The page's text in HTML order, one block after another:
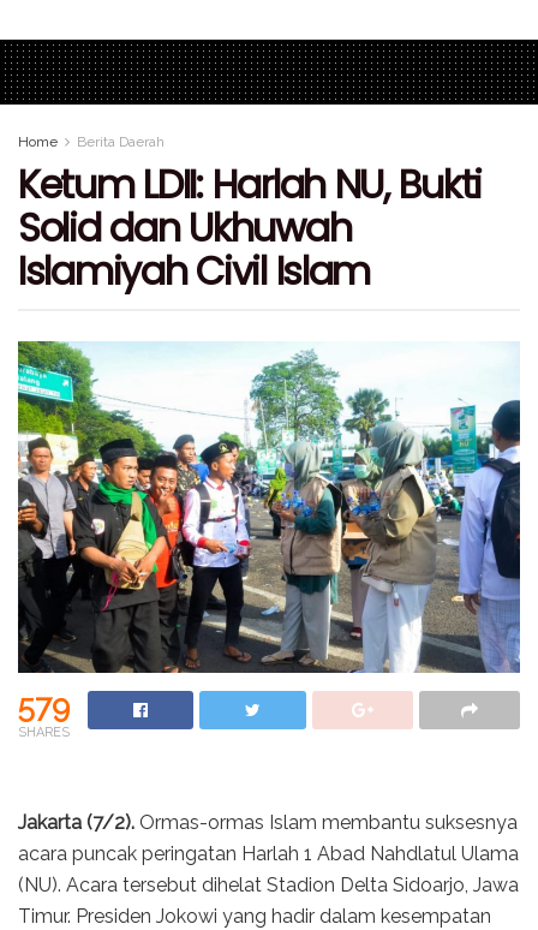
Home Berita Daerah
Ketum LDII: Harlah NU, Bukti
Solid dan Ukhuwah
Islamiyah Civil Islam
579
SHARES
Jakarta (7/2). Ormas-ormas Islam membantu suksesnya
acara puncak peringatan Harlah 1 Abad Nahdlatul Ulama
(NU). Acara tersebut dihelat Stadion Delta Sidoarjo, Jawa
Timur. Presiden Jokowi yang hadir dalam kesempatan